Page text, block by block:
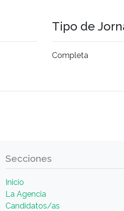
Tipo de
Completa
Secciones
Inicio
La Agencia
Candidatos/as